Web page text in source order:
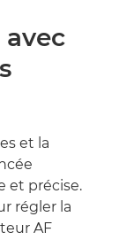
et la
et précise.
régler la
AF